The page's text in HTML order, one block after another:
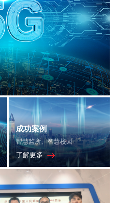
成功案例
智慧监所、智慧校园
了解更多